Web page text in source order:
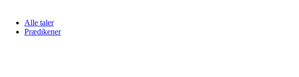
Alle taler
Prædikener